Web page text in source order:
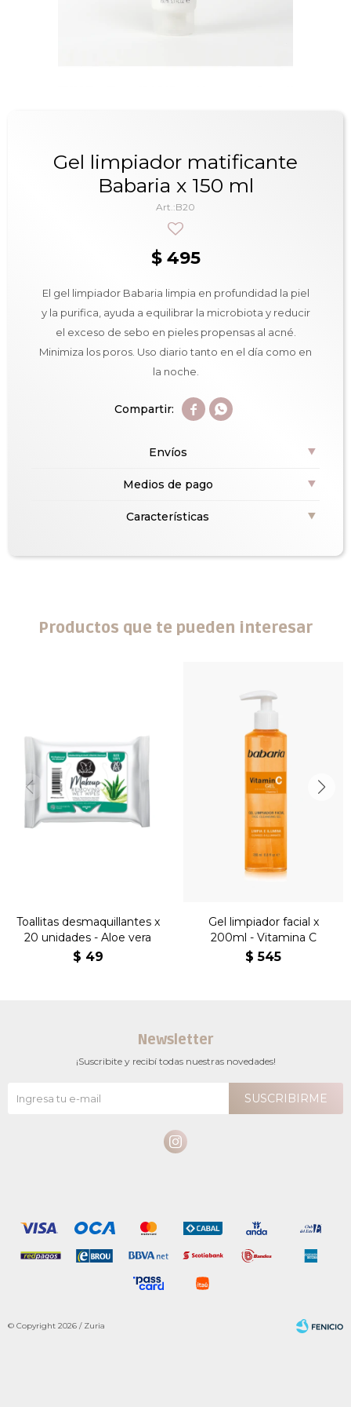
Gel limpiador matificante
Babaria x 150 ml
B20
$ 495
El gel limpiador Babaria limpia en profundidad la piel
y la purifica, ayuda a equilibrar la microbiota y reducir
el exceso de sebo en pieles propensas al acné.
Minimiza los poros. Uso diario tanto en el día como en
la noche.
 
Envíos
Medios de pago
Características
Productos que te pueden interesar
Toallitas desmaquillantes x
20 unidades - Aloe vera
$ 49
Gel limpiador facial x
200ml - Vitamina C
$ 545
Newsletter
¡Suscribite y recibí todas nuestras novedades!
SUSCRIBIRME

© Copyright 2026 / Zuria